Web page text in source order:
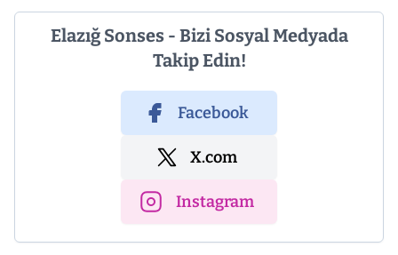
Elazığ Sonses - Bizi Sosyal Medyada
Takip Edin!
Facebook
X.com
Instagram